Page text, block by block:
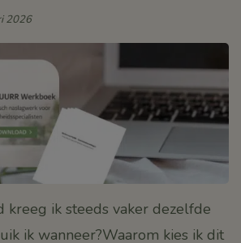
2026
kreeg ik steeds vaker dezelfde
ik wanneer?Waarom kies ik dit